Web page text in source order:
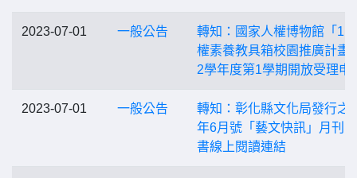
2023-07-01 一般公告
轉知：國家人權博物館「
權素養教具箱校園推廣計畫
2學年度第1學期開放受理申
2023-07-01 一般公告
轉知：彰化縣文化局發行之
年6月號「藝文快訊」月刊
書線上閱讀連結